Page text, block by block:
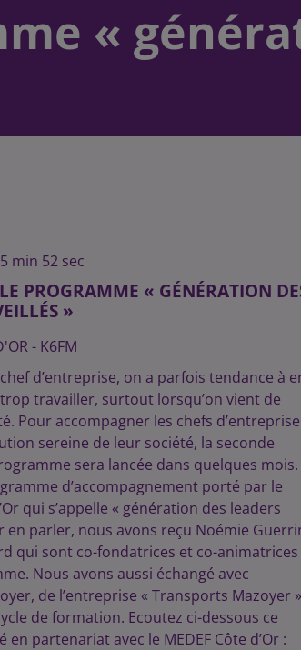
«
min 52 sec
PROGRAMME « GÉNÉRATION
»
- K6FM
d’entreprise, on a parfois tendance à
travailler, surtout lorsqu’on vient de
Pour accompagner les chefs d’entreprise
sereine de leur société, la seconde
sera lancée dans quelques mois.
d’accompagnement porté par le
qui s’appelle « génération des leaders
en parler, nous avons reçu Noémie
qui sont co-fondatrices et co-animatrices
Nous avons aussi échangé avec
de l’entreprise « Transports Mazoyer
de formation. Ecoutez ci-dessous ce
en partenariat avec le MEDEF Côte d’Or :